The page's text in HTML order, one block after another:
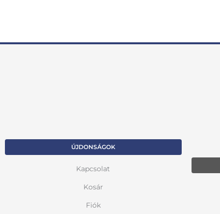
ÚJDONSÁGOK
Kapcsolat
Kosár
Fiók